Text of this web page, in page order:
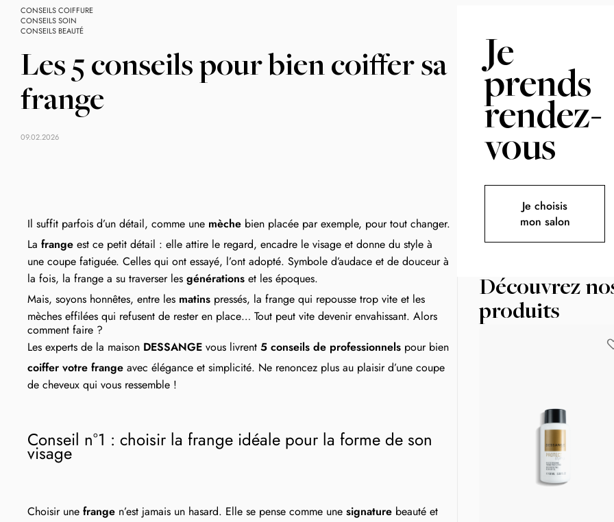
CONSEILS COIFFURE
CONSEILS SOIN
CONSEILS BEAUTÉ
Les 5 conseils pour bien coiffer sa
frange
09.02.2026
Il suffit parfois d’un détail, comme une mèche bien placée par exemple, pour tout changer.
La frange est ce petit détail : elle attire le regard, encadre le visage et donne du style à
une coupe fatiguée. Celles qui ont essayé, l’ont adopté. Symbole d’audace et de douceur à
la fois, la frange a su traverser les générations et les époques.
Mais, soyons honnêtes, entre les matins pressés, la frange qui repousse trop vite et les
mèches effilées qui refusent de rester en place… Tout peut vite devenir envahissant. Alors
comment faire ?
Les experts de la maison DESSANGE vous livrent 5 conseils de professionnels pour bien
coiffer votre frange avec élégance et simplicité. Ne renoncez plus au plaisir d’une coupe
de cheveux qui vous ressemble !
Conseil n°1 : choisir la frange idéale pour la forme de son
visage
Choisir une frange n’est jamais un hasard. Elle se pense comme une signature beauté et
Je
prends
rendez-
vous
Je choisis
mon salon
Découvrez
produits